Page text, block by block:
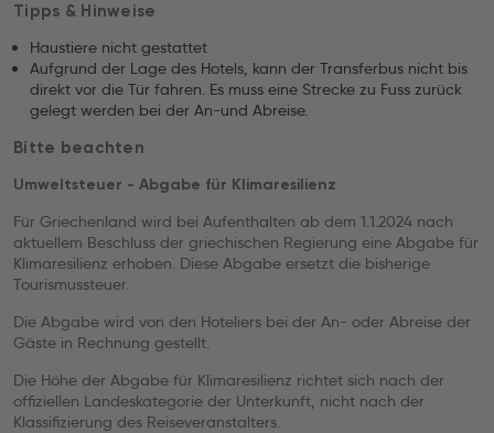
Tipps & Hinweise
Haustiere nicht gestattet
Aufgrund der Lage des Hotels, kann der Transferbus nicht bis
direkt vor die Tür fahren. Es muss eine Strecke zu Fuss zurück
gelegt werden bei der An-und Abreise.
Bitte beachten
Umweltsteuer - Abgabe für Klimaresilienz
Für Griechenland wird bei Aufenthalten ab dem 1.1.2024 nach
aktuellem Beschluss der griechischen Regierung eine Abgabe für
Klimaresilienz erhoben. Diese Abgabe ersetzt die bisherige
Tourismussteuer.
Die Abgabe wird von den Hoteliers bei der An- oder Abreise der
Gäste in Rechnung gestellt.
Die Höhe der Abgabe für Klimaresilienz richtet sich nach der
offiziellen Landeskategorie der Unterkunft, nicht nach der
Klassifizierung des Reiseveranstalters.